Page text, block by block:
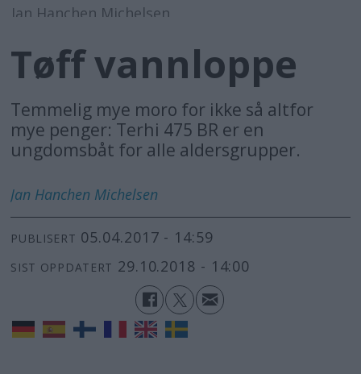
Jan Hanchen Michelsen
Tøff vannloppe
Temmelig mye moro for ikke så altfor
mye penger: Terhi 475 BR er en
ungdomsbåt for alle aldersgrupper.
Jan Hanchen Michelsen
PUBLISERT 05.04.2017 - 14:59
SIST OPPDATERT 29.10.2018 - 14:00